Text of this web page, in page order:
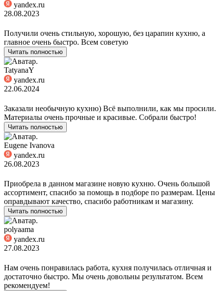
yandex.ru
28.08.2023
Получили очень стильную, хорошую, без царапин кухню, а
главное очень быстро. Всем советую
Читать полностью
TatyanaY
yandex.ru
22.06.2024
Заказали необычную кухню) Всё выполнили, как мы просили.
Материалы очень прочные и красивые. Собрали быстро!
Читать полностью
Eugene Ivanova
yandex.ru
26.08.2023
Приобрела в данном магазине новую кухню. Очень большой
ассортимент, спасибо за помощь в подборе по размерам. Цены
оправдывают качество, спасибо работникам и магазину.
Читать полностью
polyaama
yandex.ru
27.08.2023
Нам очень понравилась работа, кухня получилась отличная и
достаточно быстро. Мы очень довольны результатом. Всем
рекомендуем!